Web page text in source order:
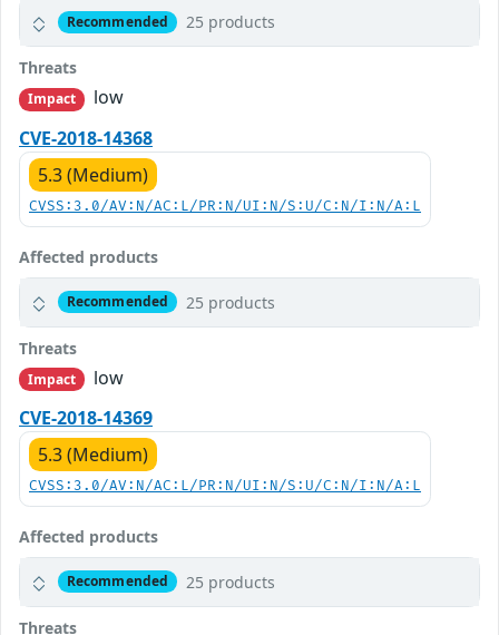
Recommended 25 products
Threats
Impact
low
CVE-2018-14368
5.3 (Medium)
CVSS:3.0/AV:N/AC:L/PR:N/UI:N/S:U/C:N/I:N/A:L
Affected products
Recommended 25 products
Threats
Impact
low
CVE-2018-14369
5.3 (Medium)
CVSS:3.0/AV:N/AC:L/PR:N/UI:N/S:U/C:N/I:N/A:L
Affected products
Recommended 25 products
Threats